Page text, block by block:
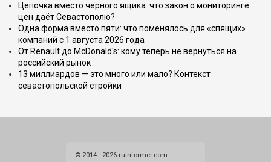
Цепочка вместо чёрного ящика: что закон о мониторинге
цен даёт Севастополю?
Одна форма вместо пяти: что поменялось для «спящих»
компаний с 1 августа 2026 года
От Renault до McDonald's: кому теперь не вернуться на
российский рынок
13 миллиардов — это много или мало? Контекст
севастопольской стройки
© 2014 - 2026 ruinformer.com